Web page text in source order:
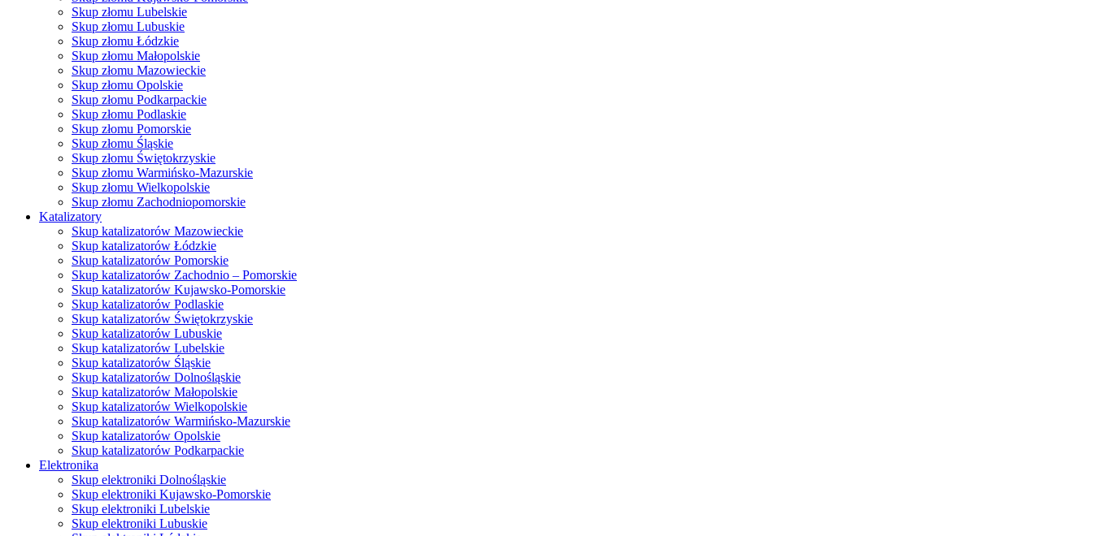
Skup złomu Lubelskie
Skup złomu Lubuskie
Skup złomu Łódzkie
Skup złomu Małopolskie
Skup złomu Mazowieckie
Skup złomu Opolskie
Skup złomu Podkarpackie
Skup złomu Podlaskie
Skup złomu Pomorskie
Skup złomu Śląskie
Skup złomu Świętokrzyskie
Skup złomu Warmińsko-Mazurskie
Skup złomu Wielkopolskie
Skup złomu Zachodniopomorskie
Katalizatory
Skup katalizatorów Mazowieckie
Skup katalizatorów Łódzkie
Skup katalizatorów Pomorskie
Skup katalizatorów Zachodnio – Pomorskie
Skup katalizatorów Kujawsko-Pomorskie
Skup katalizatorów Podlaskie
Skup katalizatorów Świętokrzyskie
Skup katalizatorów Lubuskie
Skup katalizatorów Lubelskie
Skup katalizatorów Śląskie
Skup katalizatorów Dolnośląskie
Skup katalizatorów Małopolskie
Skup katalizatorów Wielkopolskie
Skup katalizatorów Warmińsko-Mazurskie
Skup katalizatorów Opolskie
Skup katalizatorów Podkarpackie
Elektronika
Skup elektroniki Dolnośląskie
Skup elektroniki Kujawsko-Pomorskie
Skup elektroniki Lubelskie
Skup elektroniki Lubuskie